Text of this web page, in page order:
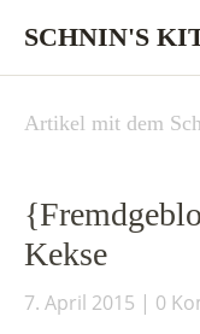
SCHNIN'S
Artikel mit dem
Kekse
7. April 2015 0